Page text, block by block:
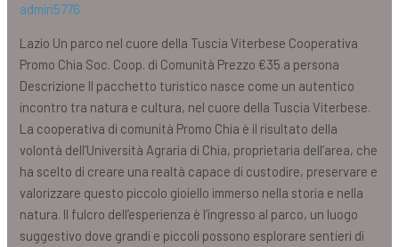
admin5776
Lazio Un parco nel cuore della Tuscia Viterbese Cooperativa
Promo Chia Soc. Coop. di Comunità Prezzo €35 a persona
Descrizione Il pacchetto turistico nasce come un autentico
incontro tra natura e cultura, nel cuore della Tuscia Viterbese.
La cooperativa di comunità Promo Chia è il risultato della
volontà dell’Università Agraria di Chia, proprietaria dell’area, che
ha scelto di creare una realtà capace di custodire, preservare e
valorizzare questo piccolo gioiello immerso nella storia e nella
natura. Il fulcro dell’esperienza è l’ingresso al parco, un luogo
suggestivo dove grandi e piccoli possono esplorare sentieri di